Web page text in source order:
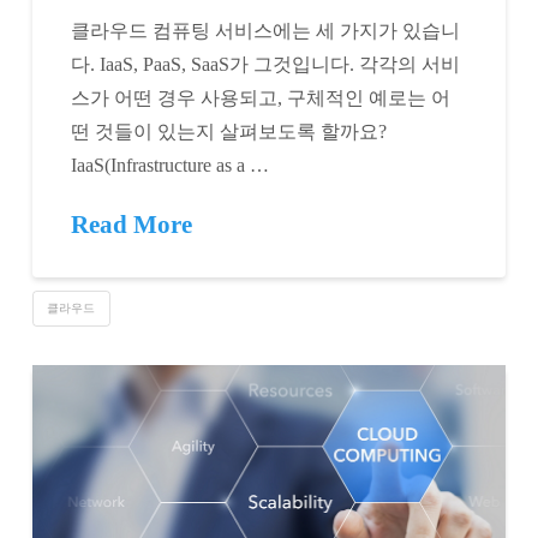
클라우드 컴퓨팅 서비스에는 세 가지가 있습니
다. IaaS, PaaS, SaaS가 그것입니다. 각각의 서비
스가 어떤 경우 사용되고, 구체적인 예로는 어
떤 것들이 있는지 살펴보도록 할까요?
IaaS(Infrastructure as a …
Read More
클라우드